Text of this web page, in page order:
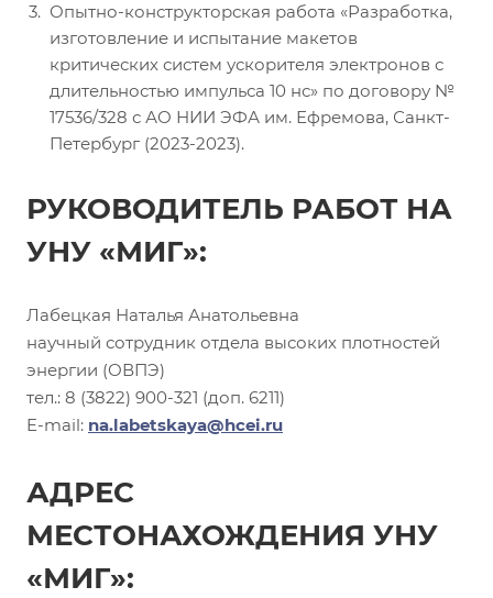
Опытно-конструкторская работа «Разработка,
изготовление и испытание макетов
критических систем ускорителя электронов с
длительностью импульса 10 нс» по договору №
17536/328 с АО НИИ ЭФА им. Ефремова, Санкт-
Петербург (2023-2023).
РУКОВОДИТЕЛЬ РАБОТ НА
УНУ «МИГ»:
Лабецкая Наталья Анатольевна
научный сотрудник отдела высоких плотностей
энергии (ОВПЭ)
тел.: 8 (3822) 900-321 (доп. 6211)
E-mail: na.labetskaya@hcei.ru
АДРЕС
МЕСТОНАХОЖДЕНИЯ УНУ
«МИГ»: